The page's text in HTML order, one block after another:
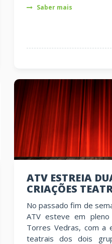
Saber mais
ATV ESTREIA DUAS NOVAS
CRIAÇÕES
No passado fim de
ATV esteve em
Torres Vedras, com a
teatrais dos dois